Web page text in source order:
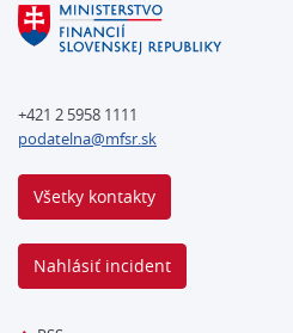
+421 2 5958 1111
podatelna@mfsr.sk
Všetky kontakty
Nahlásiť incident